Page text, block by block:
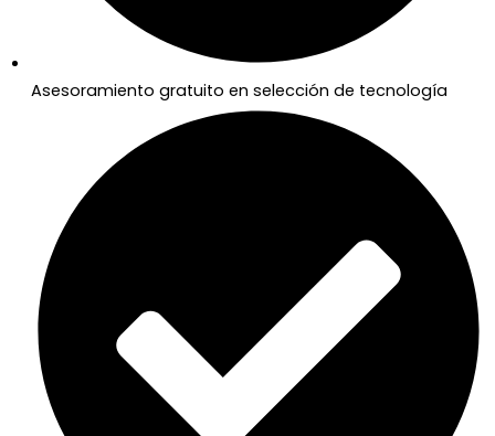
Asesoramiento gratuito en selección de tecnología